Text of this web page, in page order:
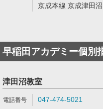
京成本線 京成津田
早稲田アカデミー個別
津田沼教室
047-474-5021